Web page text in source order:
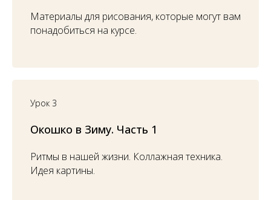
Материалы для рисования, которые могут вам
понадобиться на курсе.
Урок 3
Окошко в Зиму. Часть 1
Ритмы в нашей жизни. Коллажная техника.
Идея картины.